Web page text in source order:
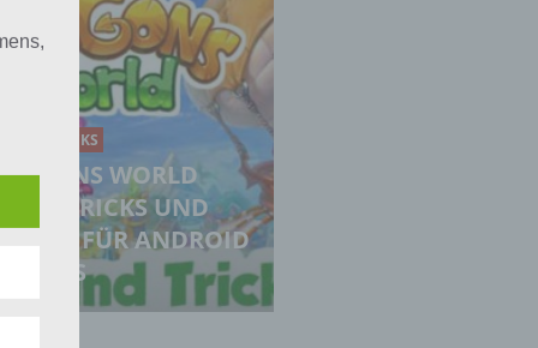
TIPPS & TRICKS
WORLD
TIPPS, TRICKS UND
CHEATS FÜR ANDROID
UND IOS